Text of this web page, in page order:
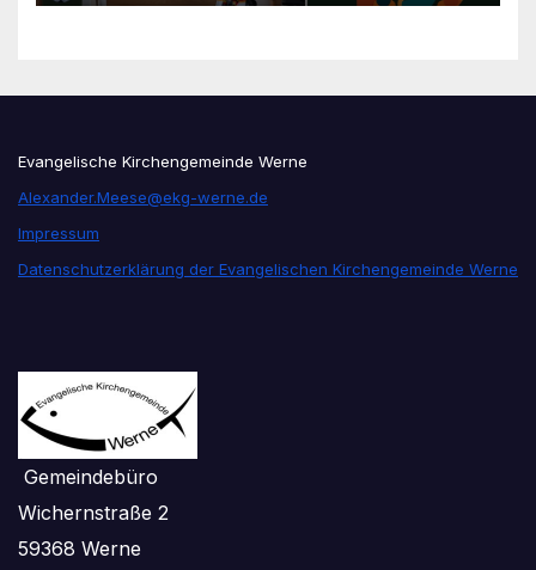
Evangelische Kirchengemeinde Werne
Alexander.Meese@ekg-werne.de
Impressum
Datenschutzerklärung der Evangelischen Kirchengemeinde Werne
Gemeindebüro
Wichernstraße 2
59368 Werne